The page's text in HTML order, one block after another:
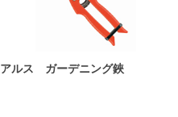
アルス ガーデニング鋏